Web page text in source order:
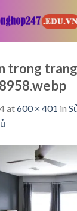
trong
at600 × 401 in